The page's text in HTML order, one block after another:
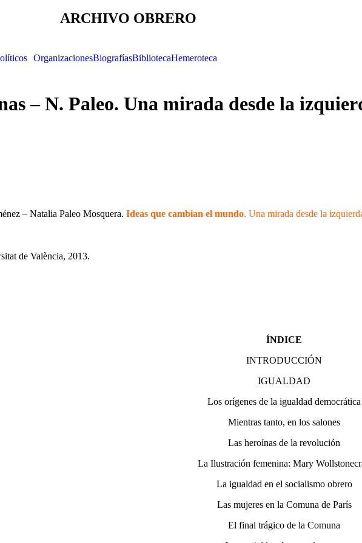
ARCHIVO OBRERO
OrganizacionesBiografíasBibliotecaHemeroteca
– N. Paleo. Una mirada desde la
– Natalia Paleo Mosquera. Ideas que cambian el mundo. Una mirada desde la
de València, 2013.
ÍNDICE
INTRODUCCIÓN
IGUALDAD
Los orígenes de la igualdad democrática
Mientras tanto, en los salones
Las heroínas de la revolución
La Ilustración femenina: Mary
La igualdad en el socialismo obrero
Las mujeres en la Comuna de París
El final trágico de la Comuna